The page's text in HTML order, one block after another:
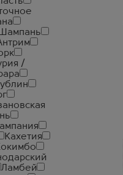
/
Кахетия
Ламбей